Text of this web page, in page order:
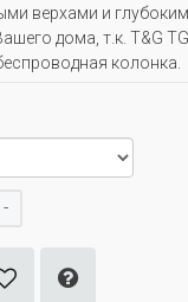
верхами и
дома, т.к. T&G
колонка.
-